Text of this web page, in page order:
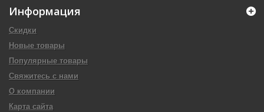
Информация
Скидки
Новые товары
Популярные товары
Свяжитесь с нами
О компании
Карта сайта